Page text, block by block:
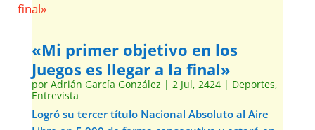
«Mi primer objetivo en los
Juegos es llegar a la final»
por Adrián García González | 2 Jul, 2424| Deportes,
Entrevista
Logró su tercer título Nacional Absoluto al Aire